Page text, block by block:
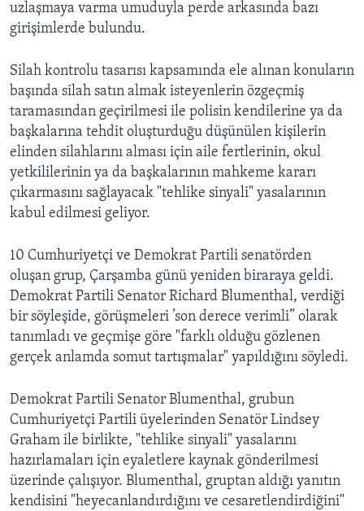
uzlaşmaya varma umuduyla perde arkasında bazı
girişimlerde bulundu.
Silah kontrolu tasarısı kapsamında ele alınan konuların
başında silah satın almak isteyenlerin özgeçmiş
taramasından geçirilmesi ile polisin kendilerine ya da
başkalarına tehdit oluşturduğu düşünülen kişilerin
elinden silahlarını alması için aile fertlerinin, okul
yetkililerinin ya da başkalarının mahkeme kararı
çıkarmasını sağlayacak "tehlike sinyali" yasalarının
kabul edilmesi geliyor.
10 Cumhuriyetçi ve Demokrat Partili senatörden
oluşan grup, Çarşamba günü yeniden biraraya geldi.
Demokrat Partili Senator Richard Blumenthal, verdiği
bir söyleşide, görüşmeleri ’son derece verimli” olarak
tanımladı ve geçmişe göre "farklı olduğu gözlenen
gerçek anlamda somut tartışmalar" yapıldığını söyledi.
Demokrat Partili Senator Blumenthal, grubun
Cumhuriyetçi Partili üyelerinden Senatör Lindsey
Graham ile birlikte, "tehlike sinyali" yasalarını
hazırlamaları için eyaletlere kaynak gönderilmesi
üzerinde çalışıyor. Blumenthal, gruptan aldığı yanıtın
kendisini "heyecanlandırdığını ve cesaretlendirdiğini"